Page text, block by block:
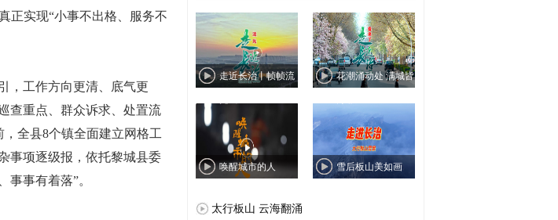
正实现“小事不出格、服务不
工作方向更清、底气更
查重点、群众诉求、处置流
全县8个镇全面建立网格工
事项逐级报，依托黎城县委
事有着落”。
走近长治丨帧帧流 花潮涌动处 满城皆
唤醒城市的人 雪后板山美如画
太行板山 云海翻涌